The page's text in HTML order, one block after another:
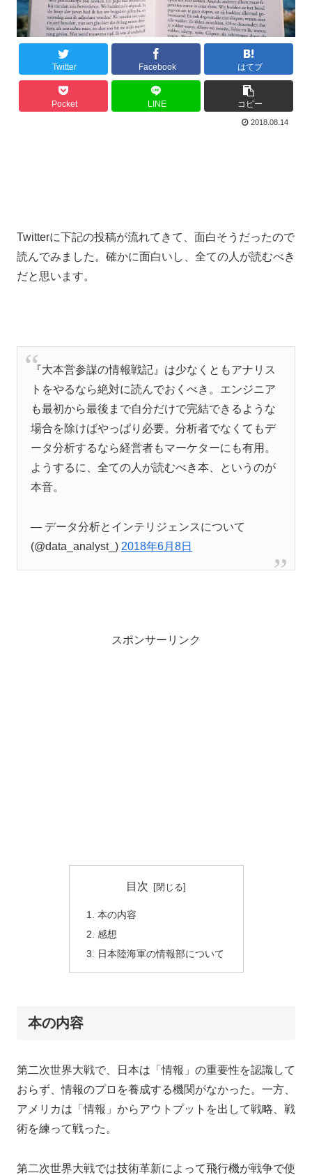
Twitter Facebook はてブ
Pocket LINE コピー
2018.08.14
Twitterに下記の投稿が流れてきて、面白そうだったので
読んでみました。確かに面白いし、全ての人が読むべき
だと思います。
『大本営参謀の情報戦記』は少なくともアナリス
トをやるなら絶対に読んでおくべき。エンジニア
も最初から最後まで自分だけで完結できるような
場合を除けばやっぱり必要。分析者でなくてもデ
ータ分析するなら経営者もマーケターにも有用。
ようするに、全ての人が読むべき本、というのが
本音。
— データ分析とインテリジェンスについて
(@data_analyst_) 2018年6月8日
スポンサーリンク
目次
本の内容
感想
日本陸海軍の情報部について
本の内容
第二次世界大戦で、日本は「情報」の重要性を認識して
おらず、情報のプロを養成する機関がなかった。一方、
アメリカは「情報」からアウトプットを出して戦略、戦
術を練って戦った。
第二次世界大戦では技術革新によって飛行機が戦争で使